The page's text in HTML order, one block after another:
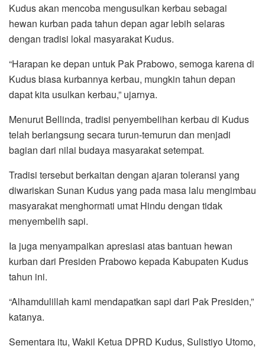
Kudus akan mencoba mengusulkan kerbau sebagai
hewan kurban pada tahun depan agar lebih selaras
dengan tradisi lokal masyarakat Kudus.
“Harapan ke depan untuk Pak Prabowo, semoga karena di
Kudus biasa kurbannya kerbau, mungkin tahun depan
dapat kita usulkan kerbau,” ujarnya.
Menurut Bellinda, tradisi penyembelihan kerbau di Kudus
telah berlangsung secara turun-temurun dan menjadi
bagian dari nilai budaya masyarakat setempat.
Tradisi tersebut berkaitan dengan ajaran toleransi yang
diwariskan Sunan Kudus yang pada masa lalu mengimbau
masyarakat menghormati umat Hindu dengan tidak
menyembelih sapi.
Ia juga menyampaikan apresiasi atas bantuan hewan
kurban dari Presiden Prabowo kepada Kabupaten Kudus
tahun ini.
“Alhamdulillah kami mendapatkan sapi dari Pak Presiden,”
katanya.
Sementara itu, Wakil Ketua DPRD Kudus, Sulistiyo Utomo,